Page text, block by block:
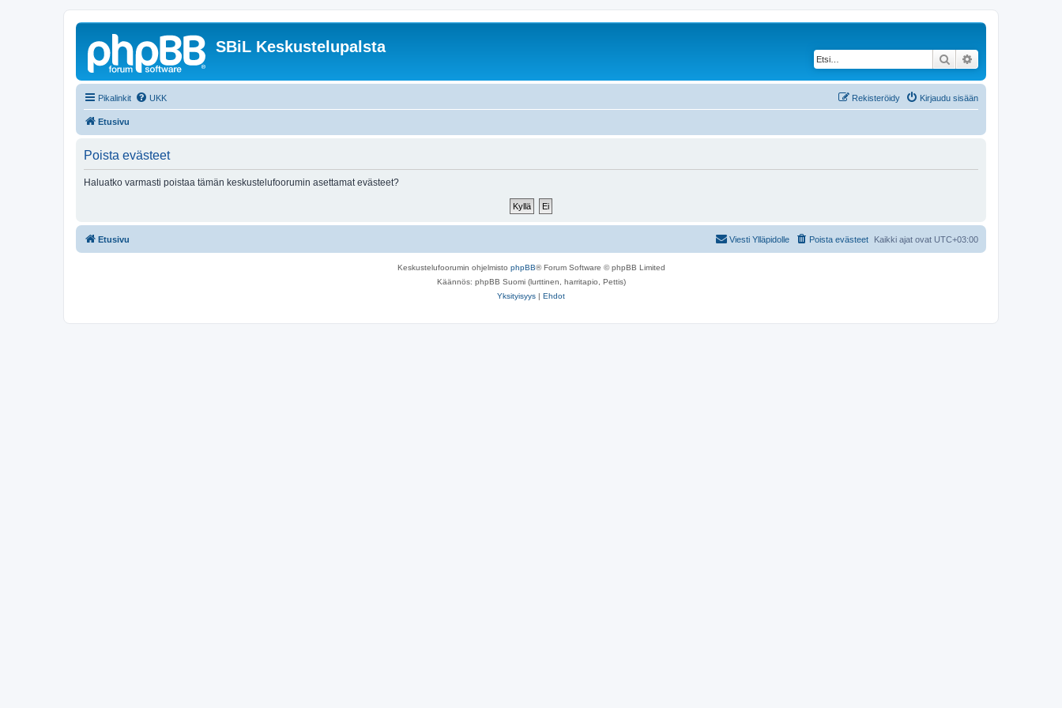
SBiL Keskustelupalsta
Etsi
Pikalinkit UKK Kirjaudu sisään
Rekisteröidy
Etusivu
Poista evästeet
Haluatko varmasti poistaa tämän keskustelufoorumin asettamat evästeet?
Etusivu Kaikki ajat ovat UTC+03:00
Poista evästeet
Viesti Ylläpidolle
Keskustelufoorumin ohjelmisto phpBB® Forum Software © phpBB Limited
Käännös: phpBB Suomi (lurttinen, harritapio, Pettis)
Yksityisyys | Ehdot